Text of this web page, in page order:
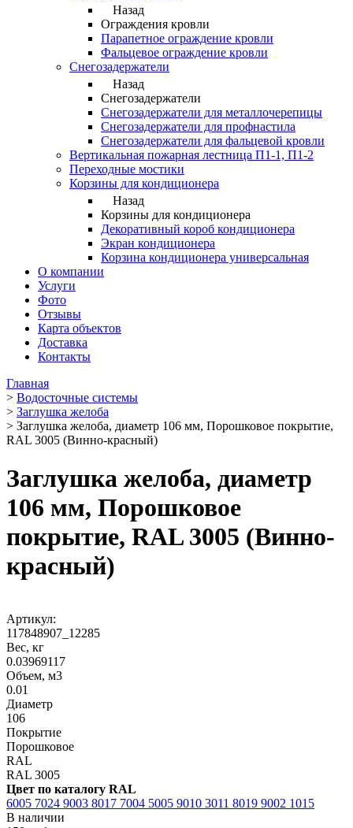
Назад
Ограждения кровли
Парапетное ограждение кровли
Фальцевое ограждение кровли
Снегозадержатели
Назад
Снегозадержатели
Снегозадержатели для металлочерепицы
Снегозадержатели для профнастила
Снегозадержатели для фальцевой кровли
Вертикальная пожарная лестница П1-1, П1-2
Переходные мостики
Корзины для кондиционера
Назад
Корзины для кондиционера
Декоративный короб кондиционера
Экран кондиционера
Корзина кондиционера универсальная
О компании
Услуги
Фото
Отзывы
Карта объектов
Доставка
Контакты
Главная
> Водосточные системы
> Заглушка желоба
> Заглушка желоба, диаметр 106 мм, Порошковое покрытие,
RAL 3005 (Винно-красный)
Заглушка желоба, диаметр
106 мм, Порошковое
покрытие, RAL 3005 (Винно-
красный)
Артикул:
117848907_12285
Вес, кг
0.03969117
Объем, м3
0.01
Диаметр
106
Покрытие
Порошковое
RAL
RAL 3005
Цвет по каталогу RAL
6005 7024 9003 8017 7004 5005 9010 3011 8019 9002 1015
В наличии